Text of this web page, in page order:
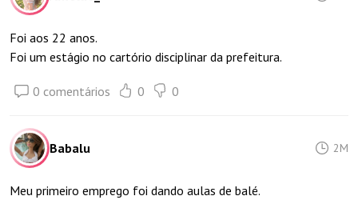
Foi aos 22 anos.
Foi um estágio no cartório disciplinar da prefeitura.
0 comentários 0 0
Babalu 2M
Meu primeiro emprego foi dando aulas de balé.